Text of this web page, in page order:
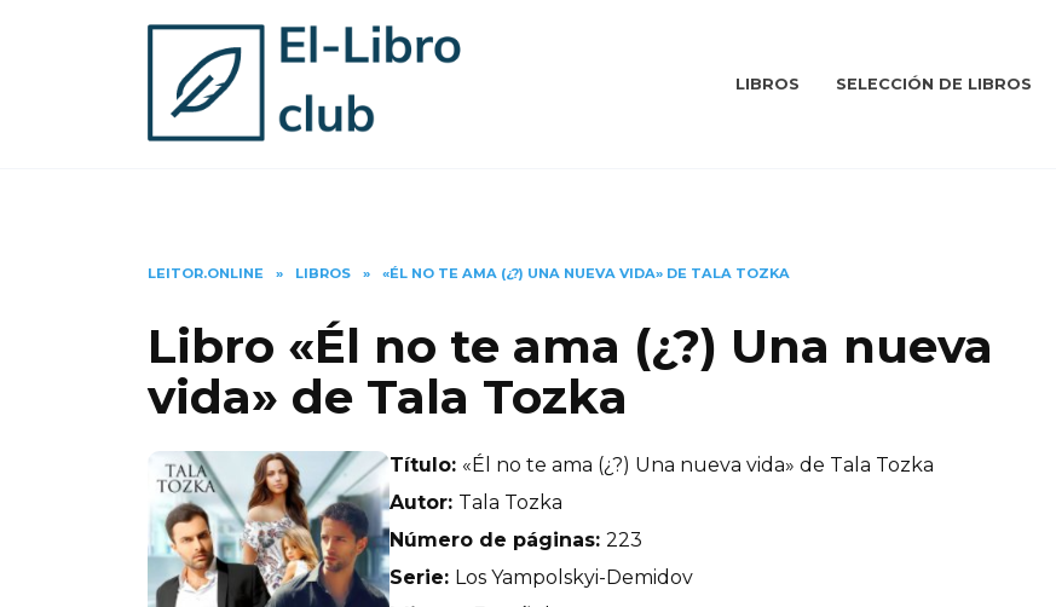
LIBROS SELECCIÓN DE LIBROS
LEITOR.ONLINE » LIBROS » «ÉL NO TE AMA (¿?) UNA NUEVA VIDA» DE TALA TOZKA
Libro «Él no te ama (¿?) Una nueva
vida» de Tala Tozka
Título: «Él no te ama (¿?) Una nueva vida» de Tala Tozka
Autor: Tala Tozka
Número de páginas: 223
Serie: Los Yampolskyi-Demidov